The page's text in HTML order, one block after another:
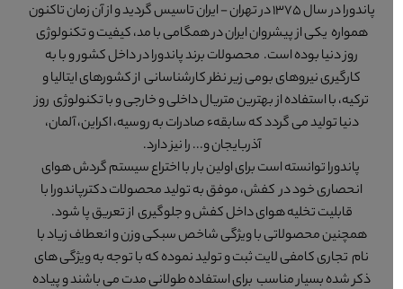
پاندورا در سال 1375 در تهران - ایران تاسیس گردید و از آن زمان تاکنون
همواره یکی از پیشروان ایران در همگامی با مد، کیفیت و تکنولوژی
روز دنیا بوده است. محصولات برند پاندورا در داخل کشور و با به
کارگیری نیروهای بومی زیر نظر کارشناسانی از کشورهای ایتالیا و
ترکیه، با استفاده از بهترین متریال داخلی و خارجی و با تکنولوژی روز
دنیا تولید می گردد که سابقهء صادرات به روسیه، اکراین، آلمان،
آذربایجان و... را نیز دارد.
پاندورا توانسته است برای اولین بار با اختراع سیستم گردش هوای
انحصاری خود در کفش، موفق به تولید محصولات دکترپاندورا با
قابلیت تخلیه هوای داخل کفش و جلوگیری از تعریق پا شود.
همچنین محصولاتی با ویژگی شاخص سبکی وزن و انعطاف زیاد با
نام تجاری کامفی لایت ثبت و تولید نموده که با توجه به ویژگی های
ذکر شده بسیار مناسب برای استفاده طولانی مدت می باشند و پیاده